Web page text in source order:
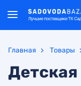
Главная Товары